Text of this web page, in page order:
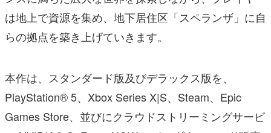
は地上で資源を集め、地下居住区「スペランザ」に自
らの拠点を築き上げていきます。
本作は、スタンダード版及びデラックス版を、
PlayStation® 5、Xbox Series X|S、Steam、Epic
Games Store、並びにクラウドストリーミングサービ